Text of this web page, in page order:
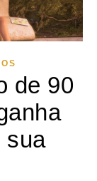
de 90
sua